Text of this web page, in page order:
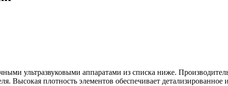
ультразвуковыми аппаратами из списка ниже.
Высокая плотность элементов обеспечивает